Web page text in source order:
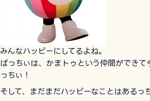
みんなハッピーにしてるよね。
ぱっちぃは、かまトゥという仲間ができて
っちぃ！
そして、まだまだハッピーなことはあるっ